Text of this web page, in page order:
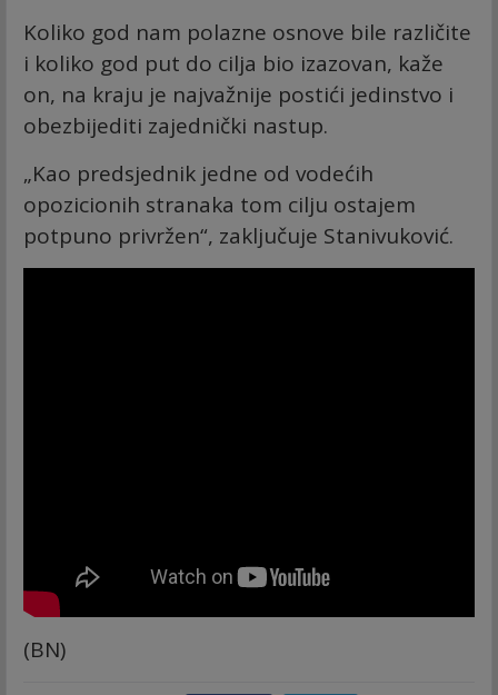
Koliko god nam polazne osnove bile različite
i koliko god put do cilja bio izazovan, kaže
on, na kraju je najvažnije postići jedinstvo i
obezbijediti zajednički nastup.
„Kao predsjednik jedne od vodećih
opozicionih stranaka tom cilju ostajem
potpuno privržen“, zaključuje Stanivuković.
(BN)